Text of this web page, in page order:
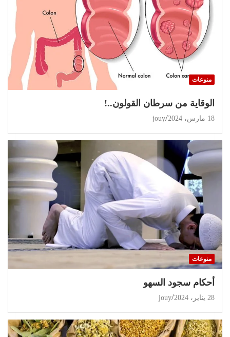
منوعات
الوقاية من سرطان القولون..!
18 مارس، 2024 jouy
منوعات
أحكام سجود السهو
28 يناير، 2024 jouy